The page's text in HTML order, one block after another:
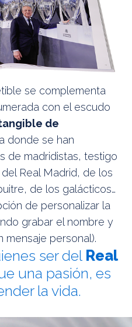
se complementa
con el escudo
de
donde se han
de madridistas, testigo
Real Madrid, de los
de los galácticos…
de personalizar la
grabar el nombre y
mensaje personal).
ser del Real
una pasión, es
la vida.